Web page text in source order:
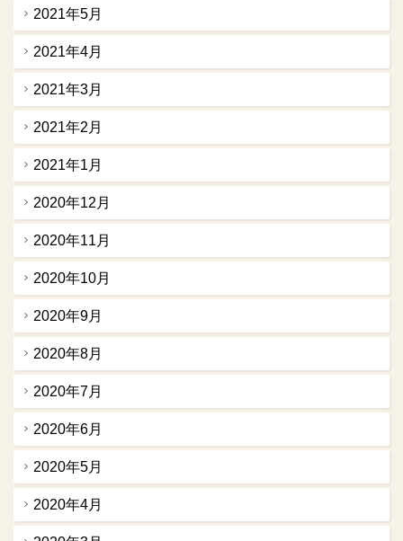
2021年5月
2021年4月
2021年3月
2021年2月
2021年1月
2020年12月
2020年11月
2020年10月
2020年9月
2020年8月
2020年7月
2020年6月
2020年5月
2020年4月